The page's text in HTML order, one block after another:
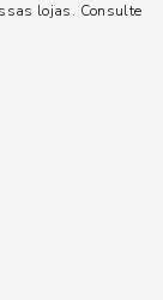
lojas. Consulte